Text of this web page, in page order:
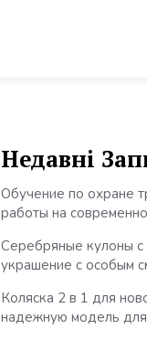
Недавні
Обучение по охране
работы на
Серебряные кулоны с
украшение с особым
Коляска 2 в 1 для
надежную модель